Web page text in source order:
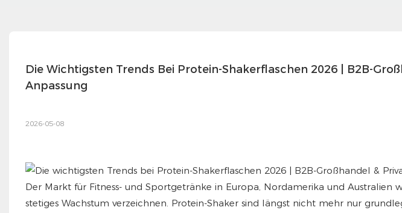
Die Wichtigsten Trends Bei Protein-Shakerflaschen 2026 | B2B-
Anpassung
2026-05-08
Der Markt für Fitness- und Sportgetränke in Europa, Nordamerika und Australien
stetiges Wachstum verzeichnen. Protein-Shaker sind längst nicht mehr nur